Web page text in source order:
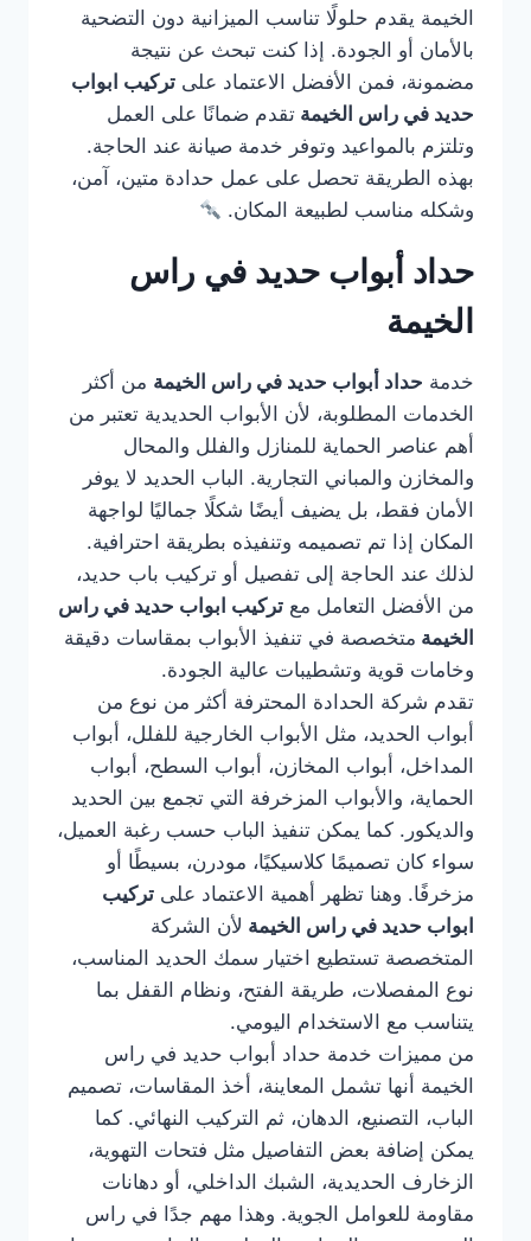
الخيمة يقدم حلولًا تناسب الميزانية دون التضحية
بالأمان أو الجودة. إذا كنت تبحث عن نتيجة
مضمونة، فمن الأفضل الاعتماد على تركيب ابواب
حديد في راس الخيمة تقدم ضمانًا على العمل
وتلتزم بالمواعيد وتوفر خدمة صيانة عند الحاجة.
بهذه الطريقة تحصل على عمل حدادة متين، آمن،
وشكله مناسب لطبيعة المكان.
حداد أبواب حديد في راس
الخيمة
خدمة حداد أبواب حديد في راس الخيمة من أكثر
الخدمات المطلوبة، لأن الأبواب الحديدية تعتبر من
أهم عناصر الحماية للمنازل والفلل والمحال
والمخازن والمباني التجارية. الباب الحديد لا يوفر
الأمان فقط، بل يضيف أيضًا شكلًا جماليًا لواجهة
المكان إذا تم تصميمه وتنفيذه بطريقة احترافية.
لذلك عند الحاجة إلى تفصيل أو تركيب باب حديد،
من الأفضل التعامل مع تركيب ابواب حديد في راس
الخيمة متخصصة في تنفيذ الأبواب بمقاسات دقيقة
وخامات قوية وتشطيبات عالية الجودة.
تقدم شركة الحدادة المحترفة أكثر من نوع من
أبواب الحديد، مثل الأبواب الخارجية للفلل، أبواب
المداخل، أبواب المخازن، أبواب السطح، أبواب
الحماية، والأبواب المزخرفة التي تجمع بين الحديد
والديكور. كما يمكن تنفيذ الباب حسب رغبة العميل،
سواء كان تصميمًا كلاسيكيًا، مودرن، بسيطًا أو
مزخرفًا. وهنا تظهر أهمية الاعتماد على تركيب
ابواب حديد في راس الخيمة لأن الشركة
المتخصصة تستطيع اختيار سمك الحديد المناسب،
نوع المفصلات، طريقة الفتح، ونظام القفل بما
يتناسب مع الاستخدام اليومي.
من مميزات خدمة حداد أبواب حديد في راس
الخيمة أنها تشمل المعاينة، أخذ المقاسات، تصميم
الباب، التصنيع، الدهان، ثم التركيب النهائي. كما
يمكن إضافة بعض التفاصيل مثل فتحات التهوية،
الزخارف الحديدية، الشبك الداخلي، أو دهانات
مقاومة للعوامل الجوية. وهذا مهم جدًا في راس